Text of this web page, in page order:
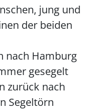
jung und
der beiden
nach Hamburg
gesegelt
zurück nach
Segeltörn